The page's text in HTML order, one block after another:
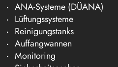
ANA-Systeme (DÜANA)
Lüftungssysteme
Reinigungstanks
Auffangwannen
Monitoring